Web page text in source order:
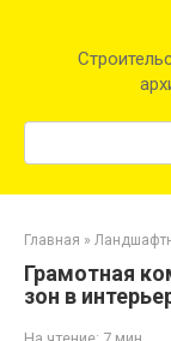
Главная »
Грамотная
зон в